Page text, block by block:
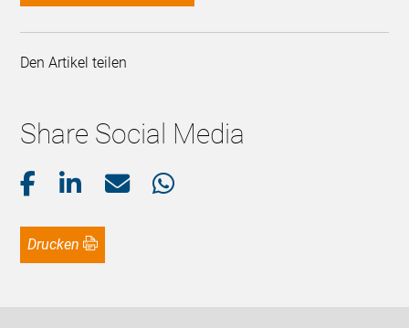
Den Artikel teilen
Share Social Media
Drucken